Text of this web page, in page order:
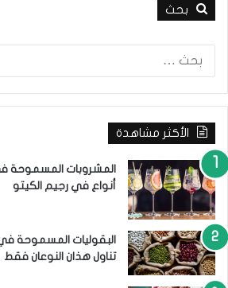
ف
ا
ح
م
ي
ة
ا
ل
ك
ي
ت
و
ن
ي
ة
بحث
الأكثر مشاهدة
أنواع في رجيم الكيتو
البقوليات المسموحة
تناول هذان النوعان فقط